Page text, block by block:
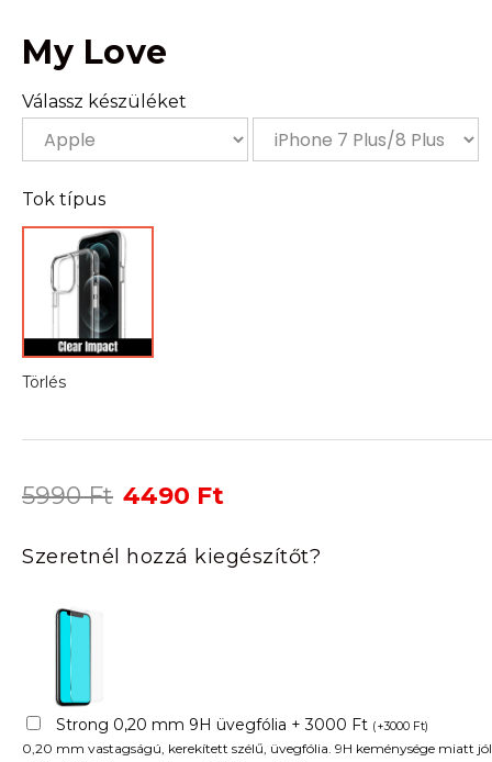
My Love
Válassz készüléket
Tok típus
Törlés
5990Ft Original
was:
5990 Ft.
4490 Ft
is:
4490 Ft.
Szeretnél hozzá kiegészítőt?
Strong 0,20 mm 9H üvegfólia + 3000 Ft (+3000 Ft)
0,20 mm vastagságú, kerekített szélű, üvegfólia. 9H keménysége miatt jól